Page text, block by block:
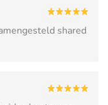
shared